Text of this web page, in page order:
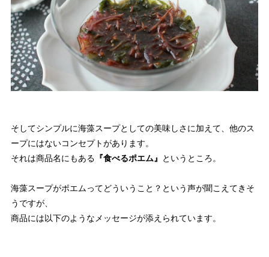
そしてシンプルに海藻スープとしての美味しさに加えて、他のス
ープにはないコンセプトがあります。
それは商品名にもある 『食べるポエム』 というところ。
海藻スープがポエムってどういうこと？という声が聞こえてきそ
うですが、
商品には以下のようなメッセージが添えられています。